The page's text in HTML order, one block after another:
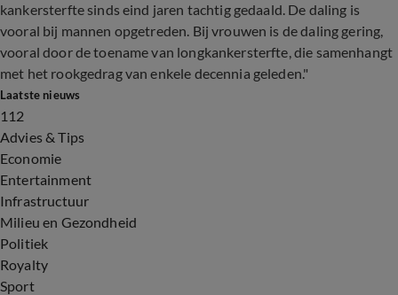
kankersterfte sinds eind jaren tachtig gedaald. De daling is
vooral bij mannen opgetreden. Bij vrouwen is de daling gering,
vooral door de toename van longkankersterfte, die samenhangt
met het rookgedrag van enkele decennia geleden."
Laatste nieuws
112
Advies & Tips
Economie
Entertainment
Infrastructuur
Milieu en Gezondheid
Politiek
Royalty
Sport